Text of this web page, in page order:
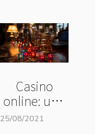
Casino
online: una
nueva
25/08/2021